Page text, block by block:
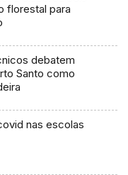
florestal para
debatem
Santo como
nas escolas